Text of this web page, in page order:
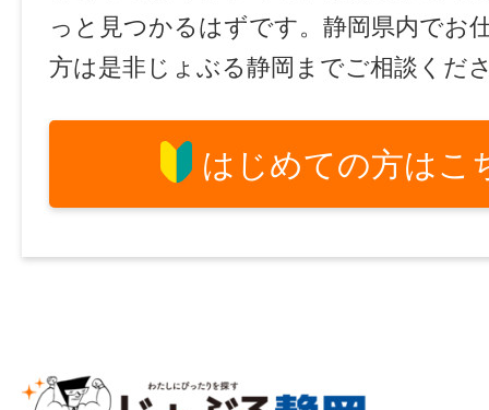
っと見つかるはずです。静岡県内でお
方は是非じょぶる静岡までご相談くだ
はじめての方はこ